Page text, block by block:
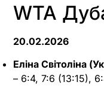
WTA
20.02.2026
Еліна Світоліна
– 6:4, 7:6 (13:15),